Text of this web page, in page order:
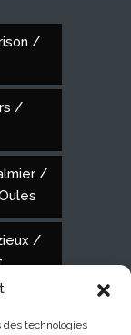
technologies
/
/
/
/
28 Quai